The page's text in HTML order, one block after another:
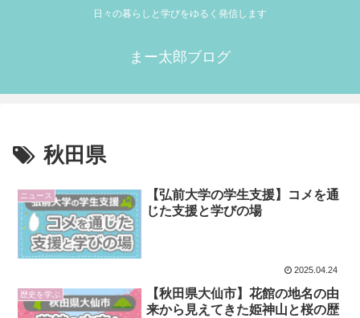
日々の暮らしと学びをゆるく発信します
まー太郎ブログ
秋田県
ニュース
【弘前大学の学生支援】コメを通
じた支援と学びの場
2025.04.24
歴史を学ぶ
【秋田県大仙市】花館の地名の由
来から見えてきた姫神山と桜の歴